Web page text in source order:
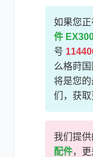
如果您
件
号
么格莳
将是您
们，获取
我们提
配件，